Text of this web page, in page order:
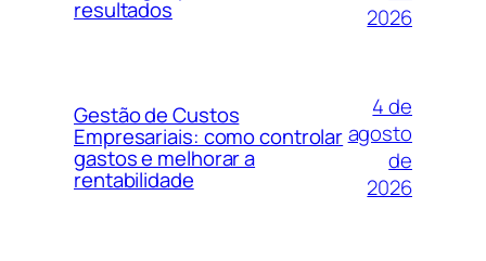
resultados
2026
Gestão de Custos
Empresariais: como controlar
gastos e melhorar a
rentabilidade
4 de
agosto
de
2026